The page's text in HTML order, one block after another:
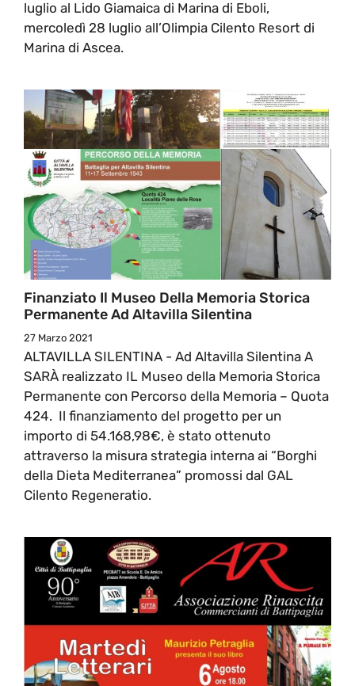
luglio al Lido Giamaica di Marina di Eboli,
mercoledì 28 luglio all’Olimpia Cilento Resort di
Marina di Ascea.
Finanziato Il Museo Della Memoria Storica
Permanente Ad Altavilla Silentina
27 Marzo 2021
ALTAVILLA SILENTINA - Ad Altavilla Silentina A
SARÀ realizzato IL Museo della Memoria Storica
Permanente con Percorso della Memoria – Quota
424. Il finanziamento del progetto per un
importo di 54.168,98€, è stato ottenuto
attraverso la misura strategia interna ai “Borghi
della Dieta Mediterranea” promossi dal GAL
Cilento Regeneratio.